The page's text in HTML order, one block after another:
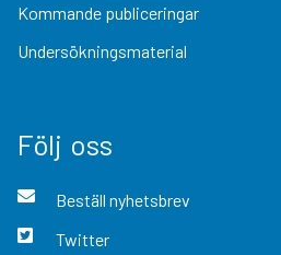
Kommande publiceringar
Undersökningsmaterial
Följ oss
Beställ nyhetsbrev
Twitter